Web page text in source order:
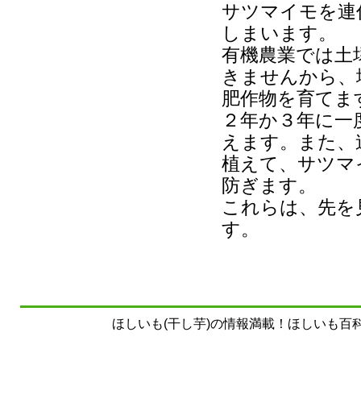
サツマイモを
しまいます。
有機農業では土
きませんから
肥作物を育てま
２年か３年に
えます。また
植えて、サツ
防ぎます。
これらは、先
す。
ほしいも(干し芋)の情報満載！ほしいも